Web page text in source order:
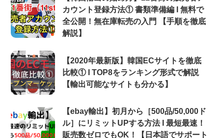
カウント登録方法① 書類準備編 Ι 無料で
全公開！無在庫転売の入門 【手順を徹底
解説】
【2020年最新版】韓国ECサイトを徹底
比較① Ι TOP8をランキング形式で解説
【輸出可能なサイトも分かる】
【ebay輸出】初月から［500品/50,000ド
ル］にリミットUPする方法 Ι 最短最速！
販売数ゼロでもOK！【日本語でサポート